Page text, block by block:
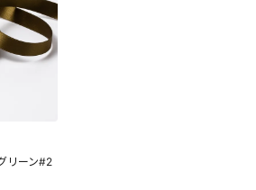
リーン#2